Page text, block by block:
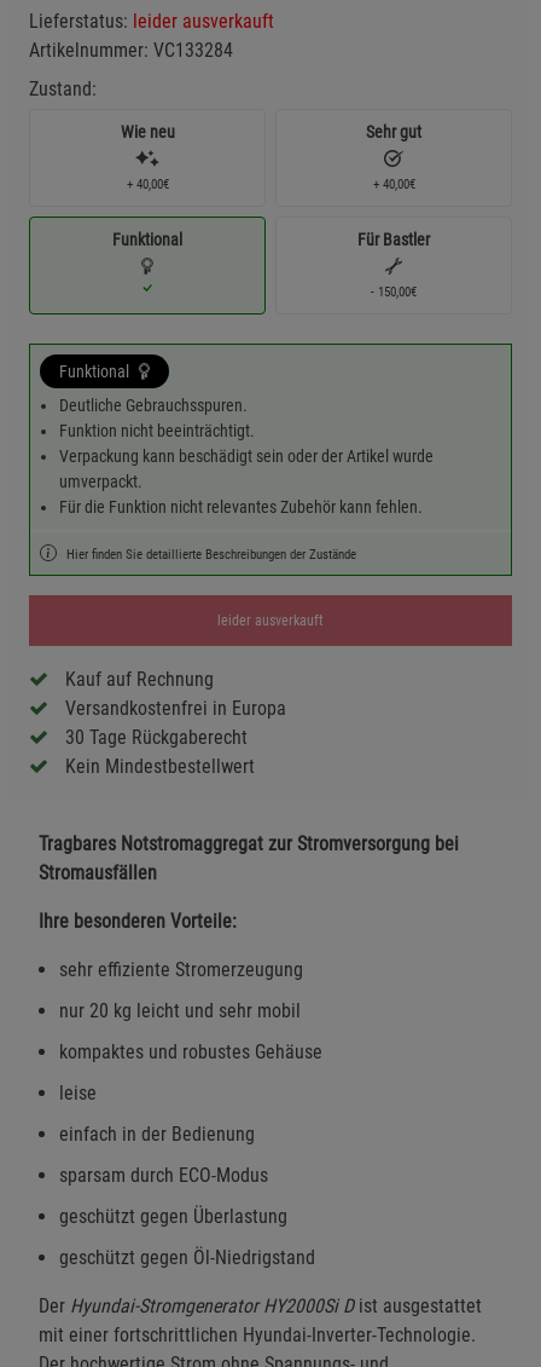
Lieferstatus: leider ausverkauft
Artikelnummer: VC133284
Zustand:
Wie neu
+ 40,00€
Sehr gut
+ 40,00€
Funktional Für Bastler
- 150,00€
Funktional
Deutliche Gebrauchsspuren.
Funktion nicht beeinträchtigt.
Verpackung kann beschädigt sein oder der Artikel wurde
umverpackt.
Für die Funktion nicht relevantes Zubehör kann fehlen.
Hier finden Sie detaillierte Beschreibungen der Zustände
leider ausverkauft
Kauf auf Rechnung
Versandkostenfrei in Europa
30 Tage Rückgaberecht
Kein Mindestbestellwert
Tragbares Notstromaggregat zur Stromversorgung bei
Stromausfällen
Ihre besonderen Vorteile:
sehr effiziente Stromerzeugung
nur 20 kg leicht und sehr mobil
kompaktes und robustes Gehäuse
leise
einfach in der Bedienung
sparsam durch ECO-Modus
geschützt gegen Überlastung
geschützt gegen Öl-Niedrigstand
Der Hyundai-Stromgenerator HY2000Si Dist ausgestattet
mit einer fortschrittlichen Hyundai-Inverter-Technologie.